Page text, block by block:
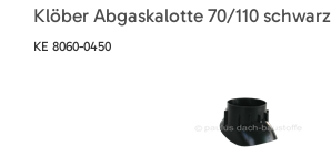
Klöber Abgaskalotte 70/110 schwarz
KE 8060-0450